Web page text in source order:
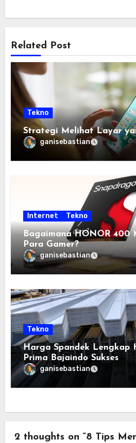
Related Post
Tekno
Strategi Melihat Layar
ganisebastian
Internet Tekno
Bagaimana HONOR 400
Para Gamer?
ganisebastian
Tekno
Harga Spandek Lengkap
Prima Bajaindo Sukses
ganisebastian
2 thoughts on “8 Tips